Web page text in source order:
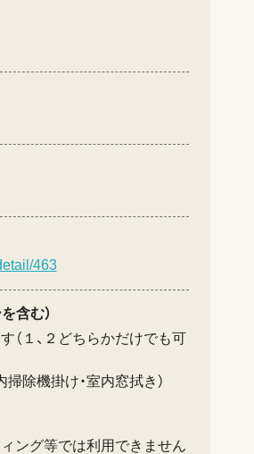
463
含む）
（１、２どちらかだけでも可
除機掛け・室内窓拭き）
ング等では利用できません